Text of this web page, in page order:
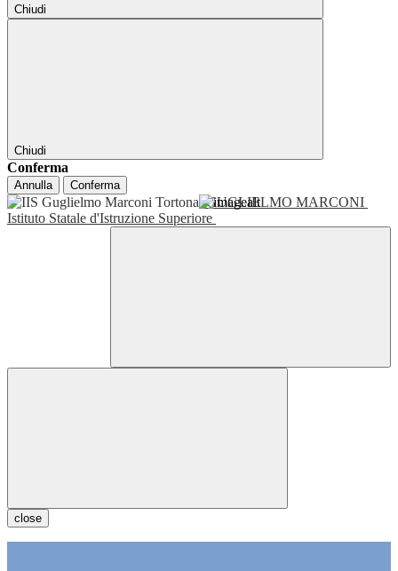
Chiudi
Chiudi
Conferma
Annulla Conferma
GUGLIELMO MARCONI
Istituto Statale d'Istruzione Superiore
close